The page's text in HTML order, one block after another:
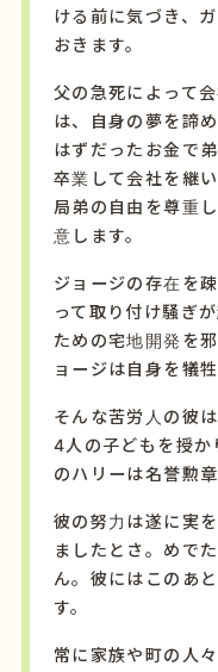
ける前に気づき、
おきます。
父の急死によって
は、自身の夢を諦
はずだったお金で
卒業して会社を継
局弟の自由を尊重
意します。
ジョージの存在を
って取り付け騒ぎ
ための宅地開発を
ョージは自身を犠
そんな苦労人の彼
4人の子どもを授か
のハリーは名誉勲章
彼の努力は遂に実
ましたとさ。めで
ん。彼にはこのあ
す。
常に家族や町の人